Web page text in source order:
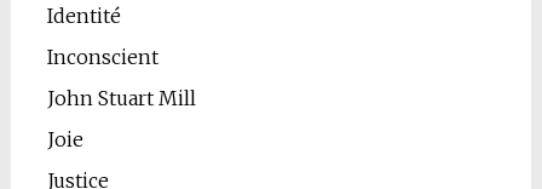
Identité
Inconscient
John Stuart Mill
Joie
Justice